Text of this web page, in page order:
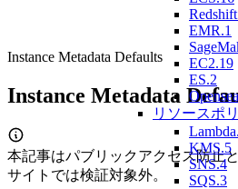
EMR.1
EC2.19
ES.2
リソースポ
KMS.5
SNS.4
SQS.3
Instance Metadata Defaults
Instance Metadata
本記事はパブリックアクセス防止
サイトでは検証対象外。